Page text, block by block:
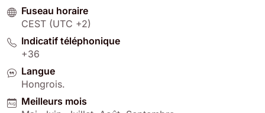
Fuseau horaire
CEST (UTC +2)
Indicatif téléphonique
+36
Langue
Hongrois.
Meilleurs mois